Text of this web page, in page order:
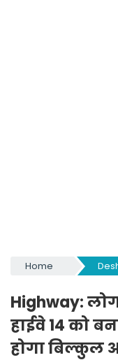
Home
Highway:
हाईवे 14 को
होगा बिल्कुल